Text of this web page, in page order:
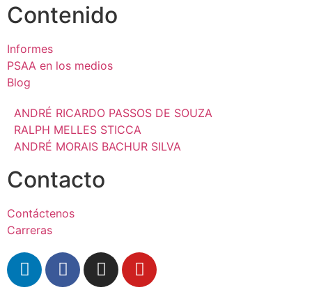
Contenido
Informes
PSAA en los medios
Blog
ANDRÉ RICARDO PASSOS DE SOUZA
RALPH MELLES STICCA
ANDRÉ MORAIS BACHUR SILVA
Contacto
Contáctenos
Carreras